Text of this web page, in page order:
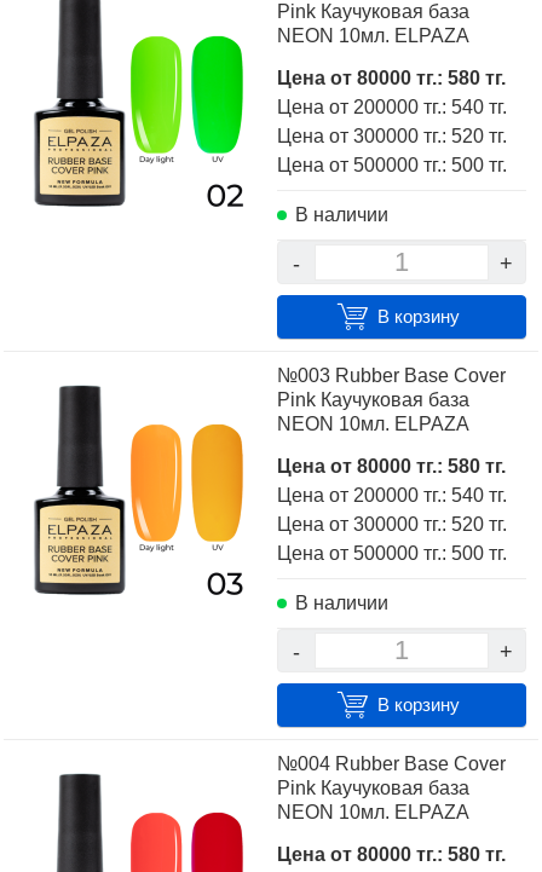
Pink Каучуковая база
NEON 10мл. ELPAZA
Цена от 80000 тг.: 580 тг.
Цена от 200000 тг.: 540 тг.
Цена от 300000 тг.: 520 тг.
Цена от 500000 тг.: 500 тг.
В наличии
+
-
В корзину
№003 Rubber Base Cover
Pink Каучуковая база
NEON 10мл. ELPAZA
Цена от 80000 тг.: 580 тг.
Цена от 200000 тг.: 540 тг.
Цена от 300000 тг.: 520 тг.
Цена от 500000 тг.: 500 тг.
В наличии
+
-
В корзину
№004 Rubber Base Cover
Pink Каучуковая база
NEON 10мл. ELPAZA
Цена от 80000 тг.: 580 тг.